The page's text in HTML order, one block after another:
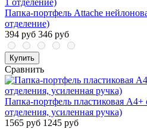
Папка-портфель Attache
отделение)
394 руб 346 руб
Купить
Сравнить
Папка-портфель пластиковая
отделения, усиленная ручка)
1565 руб 1245 руб